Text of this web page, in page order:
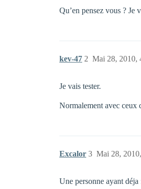
Qu’en pensez vous ? Je
kev-47 Mai 28, 2010,
2
Je vais tester.
Normalement avec ceux
Excalor Mai 28,
3
Une personne ayant